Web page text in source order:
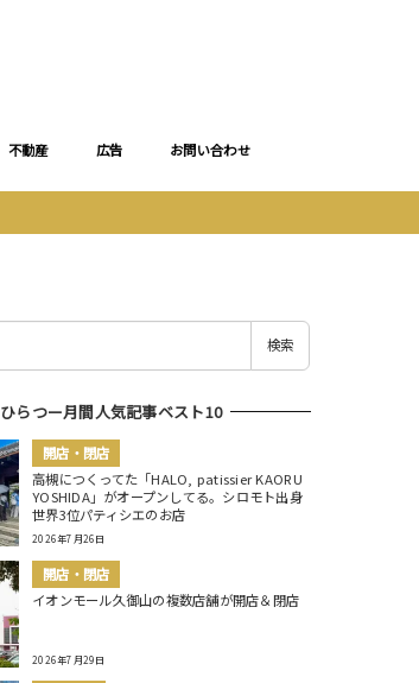
不動産 広告 お問い合わせ
検索
ひらつー月間人気記事ベスト10
開店・閉店
高槻につくってた「HALO, patissier KAORU
YOSHIDA」がオープンしてる。シロモト出身
世界3位パティシエのお店
2026年7月26日
開店・閉店
イオンモール久御山の複数店舗が開店＆閉店
2026年7月29日